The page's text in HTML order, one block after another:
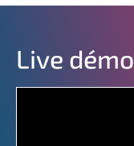
Live démo